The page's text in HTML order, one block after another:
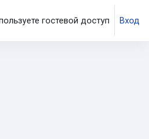
гостевой доступ Вход